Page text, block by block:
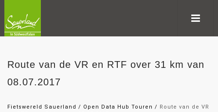
Route van de VR en RTF over 31 km van
08.07.2017
Fietswereld Sauerland / Open Data Hub Touren / Route van de VR